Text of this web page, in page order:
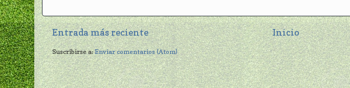
Entrada más reciente Inicio
Suscribirse a:Enviar comentarios (Atom)